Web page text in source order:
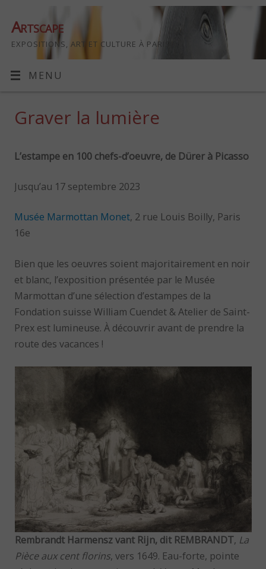
Artscape
EXPOSITIONS, ART ET CULTURE À PARIS
MENU
Graver la lumière
L’estampe en 100 chefs-d’oeuvre, de Dürer à Picasso
Jusqu’au 17 septembre 2023
Musée Marmottan Monet, 2 rue Louis Boilly, Paris
16e
Bien que les oeuvres soient majoritairement en noir
et blanc, l’exposition présentée par le Musée
Marmottan d’une sélection d’estampes de la
Fondation suisse William Cuendet & Atelier de Saint-
Prex est lumineuse. À découvrir avant de prendre la
route des vacances !
Rembrandt Harmensz vant Rijn, dit REMBRANDT, La
Pièce aux cent florins, vers 1649. Eau-forte, pointe